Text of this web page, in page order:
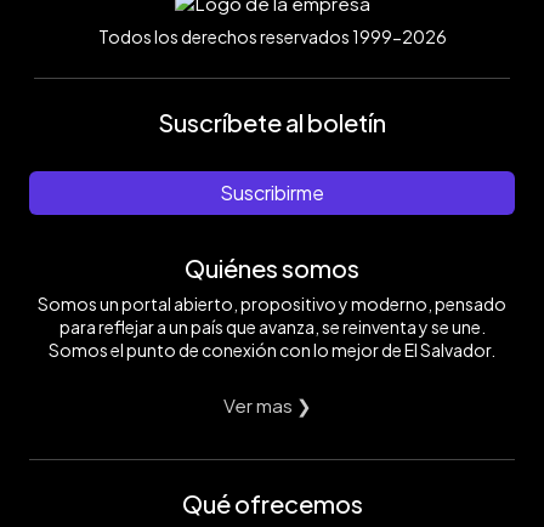
Todos los derechos reservados 1999-2026
Suscríbete al boletín
Suscribirme
Quiénes somos
Somos un portal abierto, propositivo y moderno, pensado
para reflejar a un país que avanza, se reinventa y se une.
Somos el punto de conexión con lo mejor de El Salvador.
Ver mas ❯
Qué ofrecemos